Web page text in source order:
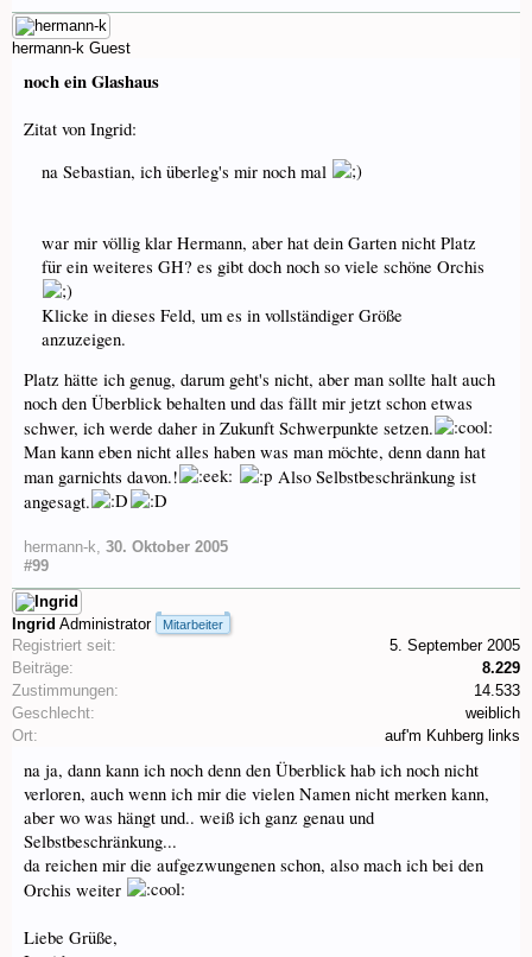
hermann-k Guest
noch ein Glashaus
Zitat von Ingrid:
na Sebastian, ich überleg's mir noch mal
war mir völlig klar Hermann, aber hat dein Garten nicht Platz
für ein weiteres GH? es gibt doch noch so viele schöne Orchis
Klicke in dieses Feld, um es in vollständiger Größe
anzuzeigen.
Platz hätte ich genug, darum geht's nicht, aber man sollte halt auch
noch den Überblick behalten und das fällt mir jetzt schon etwas
schwer, ich werde daher in Zukunft Schwerpunkte setzen.
Man kann eben nicht alles haben was man möchte, denn dann hat
man garnichts davon.!
Also Selbstbeschränkung ist
angesagt.
hermann-k, 30. Oktober 2005
#99
Ingrid Administrator Mitarbeiter
Registriert seit:
5. September 2005
Beiträge:
8.229
Zustimmungen:
14.533
Geschlecht:
weiblich
Ort:
auf'm Kuhberg links
na ja, dann kann ich noch denn den Überblick hab ich noch nicht
verloren, auch wenn ich mir die vielen Namen nicht merken kann,
aber wo was hängt und.. weiß ich ganz genau und
Selbstbeschränkung...
da reichen mir die aufgezwungenen schon, also mach ich bei den
Orchis weiter
Liebe Grüße,